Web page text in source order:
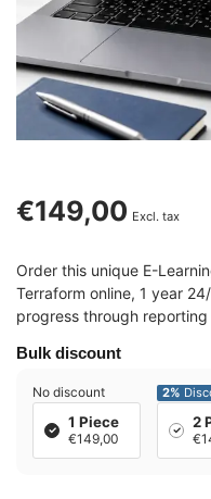
€149,00 Excl. tax
Order this unique E-
Terraform online, 1 year
progress through
Bulk discount
No discount
1 Piece
€149,00
2%
2